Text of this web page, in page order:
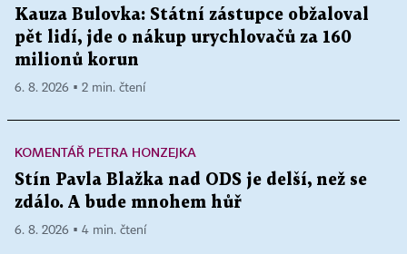
Kauza Bulovka: Státní zástupce obžaloval
pět lidí, jde o nákup urychlovačů za 160
milionů korun
6. 8. 2026 ▪ 2 min. čtení
KOMENTÁŘ PETRA HONZEJKA
Stín Pavla Blažka nad ODS je delší, než se
zdálo. A bude mnohem hůř
6. 8. 2026 ▪ 4 min. čtení